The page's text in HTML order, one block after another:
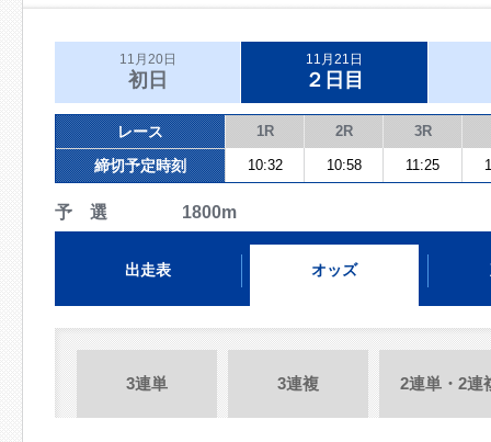
11月20日
初日
11月21日
２日目
レース 1R 2R 3R
締切予定時刻 10:32 10:58 11:25
予 選 1800m
出走表 オッズ
3連単 3連複 2連単・2連